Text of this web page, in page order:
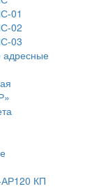
01
02
03
адресные
КП